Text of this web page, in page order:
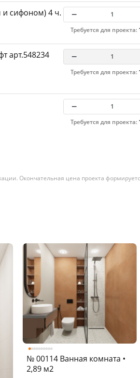
и сифоном) 4 ч. −
Требуется для проекта:
арт.548234 −
Требуется для проекта:
−
Требуется для проекта:
Окончательная цена проекта
№ 00114 Ванная комната •
2,89 м2